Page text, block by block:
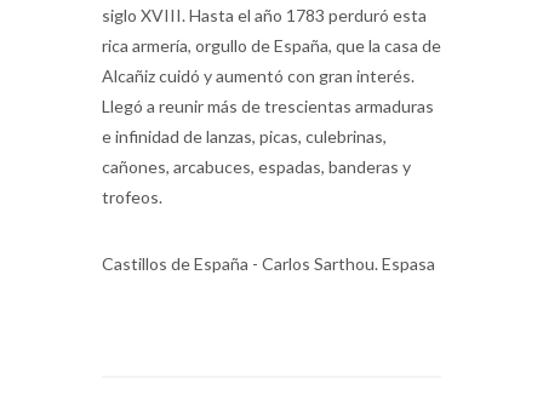
rica armería, orgullo de España, que la casa de
Alcañiz cuidó y aumentó con gran interés.
Llegó a reunir más de trescientas armaduras
e infinidad de lanzas, picas, culebrinas,
cañones, arcabuces, espadas, banderas y
trofeos.